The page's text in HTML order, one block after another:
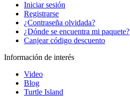
Iniciar sesión
Registrarse
¿Contraseña olvidada?
¿Dónde se encuentra mi paquete?
Canjear código descuento
Información de interés
Video
Blog
Turtle Island